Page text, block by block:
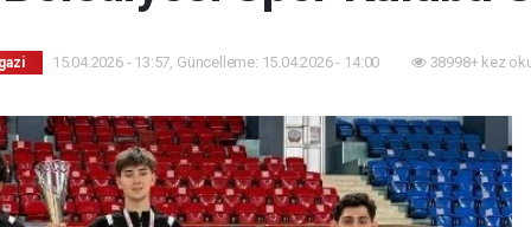
15.04.2026 - 13:57, Güncelleme: 15.04.2026 - 14:00 38998+ kez